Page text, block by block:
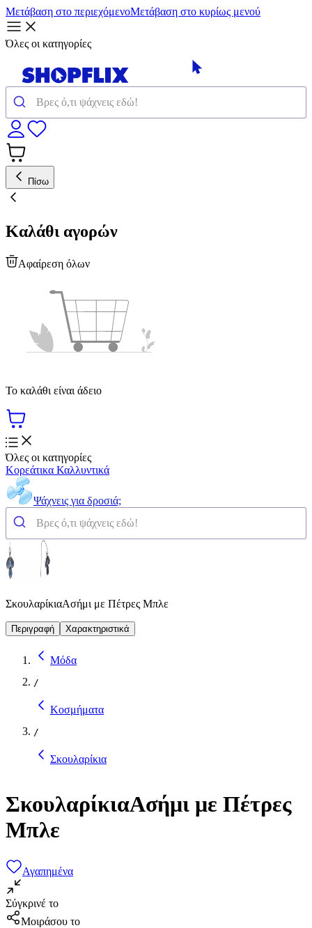
Μετάβαση στο περιεχόμενοΜετάβαση στο κυρίως μενού
Όλες οι κατηγορίες
Πίσω
Καλάθι αγορών
Αφαίρεση όλων
Το καλάθι είναι άδειο
Όλες οι κατηγορίες
Κορεάτικα Καλλυντικά
Ψάχνεις για δροσιά;
ΣκουλαρίκιαΑσήμι με Πέτρες Μπλε
Περιγραφή Χαρακτηριστικά
Μόδα
/
Κοσμήματα
/
Σκουλαρίκια
ΣκουλαρίκιαΑσήμι με Πέτρες
Μπλε
Αγαπημένα
Σύγκρινέ το
Μοιράσου το